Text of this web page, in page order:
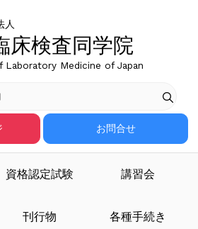
床検査同学院
人
Laboratory Medicine of Japan
お問合せ
資格認定試験 講習会
刊行物 各種手続き